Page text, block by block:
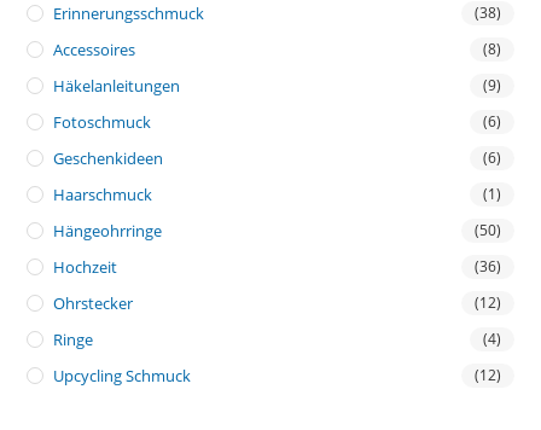
Erinnerungsschmuck (38)
Accessoires (8)
Häkelanleitungen (9)
Fotoschmuck (6)
Geschenkideen (6)
Haarschmuck (1)
Hängeohrringe (50)
Hochzeit (36)
Ohrstecker (12)
Ringe (4)
Upcycling Schmuck (12)